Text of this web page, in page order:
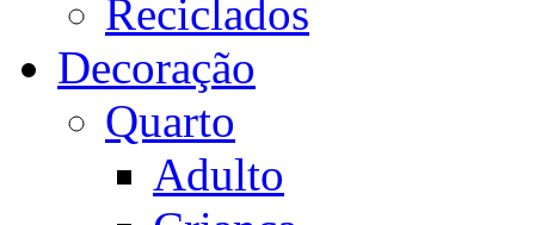
Reciclados
Decoração
Quarto
Adulto